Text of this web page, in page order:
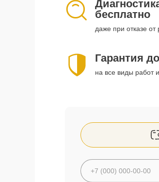
бесплатно
даже при отказе от
Гарантия
на все виды работ